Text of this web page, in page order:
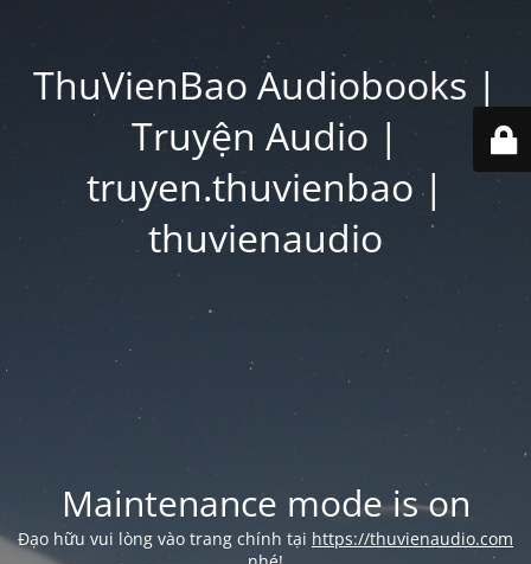
ThuVienBao Audiobooks |
Truyện Audio |
truyen.thuvienbao |
thuvienaudio
Maintenance mode is on
Đạo hữu vui lòng vào trang chính tại https://thuvienaudio.com